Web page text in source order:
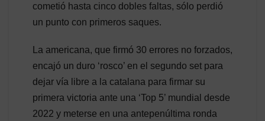
cometió hasta cinco dobles faltas, sólo perdió
un punto con primeros saques.
La americana, que firmó 30 errores no forzados,
encajó un duro ‘rosco’ en el segundo set para
dejar vía libre a la catalana para firmar su
primera victoria ante una ‘Top 5’ mundial desde
2022 y meterse en una antepenúltima ronda